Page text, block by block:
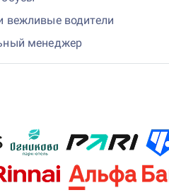
вежливые водители
менеджер